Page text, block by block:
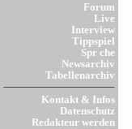
Forum
Live
Interview
Tippspiel
Spr che
Newsarchiv
Tabellenarchiv
Kontakt & Infos
Datenschutz
Redakteur werden